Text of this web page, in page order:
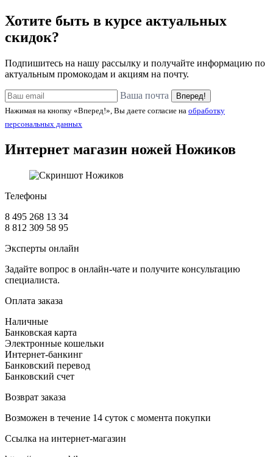
Хотите быть в курсе актуальных
скидок?
Подпишитесь на нашу рассылку и получайте информацию по
актуальным промокодам и акциям на почту.
Ваша почта
Вперед!
Нажимая на кнопку «Вперед!», Вы даете согласие на обработку
персональных данных
Интернет магазин ножей Ножиков
Телефоны
8 495 268 13 34
8 812 309 58 95
Эксперты онлайн
Задайте вопрос в онлайн-чате и получите консультацию
специалиста.
Оплата заказа
Наличные
Банковская карта
Электронные кошельки
Интернет-банкинг
Банковский перевод
Банковский счет
Возврат заказа
Возможен в течение 14 суток с момента покупки
Ссылка на интернет-магазин